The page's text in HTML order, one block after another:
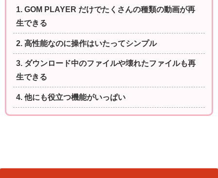
1. GOM PLAYER だけでたくさんの種類の動画が再
生できる
2. 高性能なのに操作はいたってシンプル
3. ダウンロード中のファイルや壊れたファイルも再
生できる
4. 他にも役立つ機能がいっぱい